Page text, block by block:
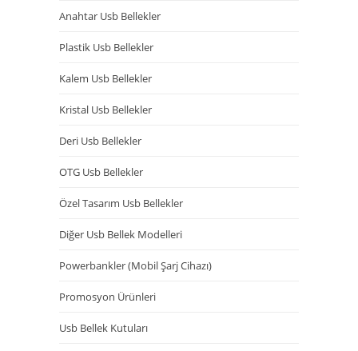
Anahtar Usb Bellekler
Plastik Usb Bellekler
Kalem Usb Bellekler
Kristal Usb Bellekler
Deri Usb Bellekler
OTG Usb Bellekler
Özel Tasarım Usb Bellekler
Diğer Usb Bellek Modelleri
Powerbankler (Mobil Şarj Cihazı)
Promosyon Ürünleri
Usb Bellek Kutuları